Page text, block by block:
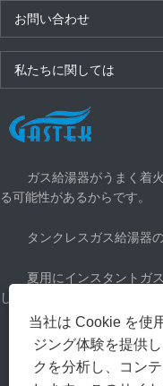
お問い合わせ
私たちに関しては
最新ニュース
ガス給湯器がうまく着
る可能性があるからです。
タンクレスガス給湯器
夏用にインスタントガ
して涼しく過ごす
どのくらいのガス給湯
当社は Cookie を使
ジング体験を提供
クを分析し、コン